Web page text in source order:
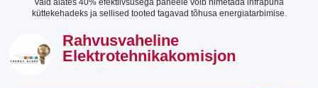
Vaid alates 40% efektiivsusega paneele võib nimetada infrapuna
küttekehadeks ja sellised tooted tagavad tõhusa energiatarbimise.
Rahvusvaheline
Elektrotehnikakomisjon